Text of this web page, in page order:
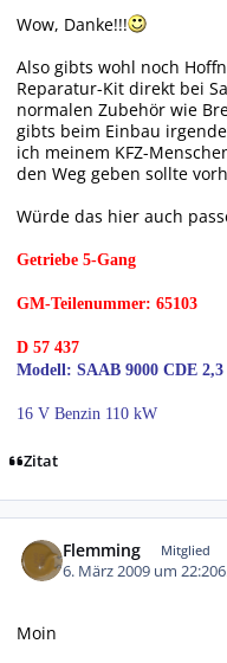
Wow, Danke!!!
Also gibts wohl noch
Reparatur-Kit direkt bei
normalen Zubehör wie
gibts beim Einbau
ich meinem KFZ-
den Weg geben sollte
Würde das hier auch
Getriebe 5-Gang
GM-Teilenummer: 65103
D 57 437
Modell: SAAB 9000 CDE
16 V Benzin 110 kW
Zitat
Flemming Mitglied
6. März 2009 um 22:20
Moin